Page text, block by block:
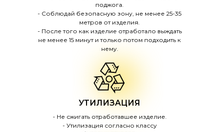
УТИЛИЗАЦИЯ
- Не сжигать отработавшее изделие.
- Утилизация согласно классу
поджога.
- Соблюдай безопасную зону, не менее 25-35
метров от изделия.
- После того как изделие отработало выждать
не менее 15 минут и только потом подходить к
нему.